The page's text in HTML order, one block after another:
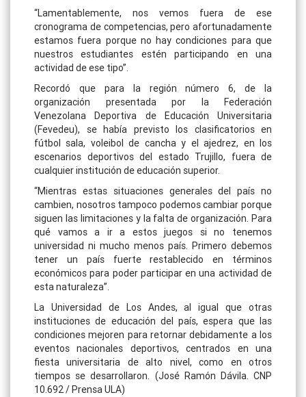
“Lamentablemente, nos vemos fuera de ese
cronograma de competencias, pero afortunadamente
estamos fuera porque no hay condiciones para que
nuestros estudiantes estén participando en una
actividad de ese tipo”.
Recordó que para la región número 6, de la
organización presentada por la Federación
Venezolana Deportiva de Educación Universitaria
(Fevedeu), se había previsto los clasificatorios en
fútbol sala, voleibol de cancha y el ajedrez, en los
escenarios deportivos del estado Trujillo, fuera de
cualquier institución de educación superior.
“Mientras estas situaciones generales del país no
cambien, nosotros tampoco podemos cambiar porque
siguen las limitaciones y la falta de organización. Para
qué vamos a ir a estos juegos si no tenemos
universidad ni mucho menos país. Primero debemos
tener un país fuerte restablecido en términos
económicos para poder participar en una actividad de
esta naturaleza”.
La Universidad de Los Andes, al igual que otras
instituciones de educación del país, espera que las
condiciones mejoren para retornar debidamente a los
eventos nacionales deportivos, centrados en una
fiesta universitaria de alto nivel, como en otros
tiempos se desarrollaron. (José Ramón Dávila. CNP
10.692 / Prensa ULA)